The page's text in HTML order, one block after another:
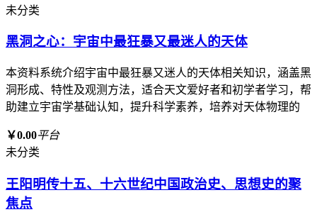
未分类
黑洞之心：宇宙中最狂暴又最迷人的天体
本资料系统介绍宇宙中最狂暴又迷人的天体相关知识，涵盖黑
洞形成、特性及观测方法，适合天文爱好者和初学者学习，帮
助建立宇宙学基础认知，提升科学素养，培养对天体物理的
￥0.00平台
未分类
王阳明传十五、十六世纪中国政治史、思想史的聚
焦点